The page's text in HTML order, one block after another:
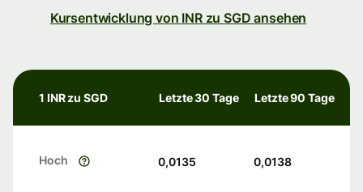
Kursentwicklung von INR zu SGD ansehen
1 INR zu SGD Letzte 30 Tage Letzte 90 Tage
Hoch 0,0135 0,0138